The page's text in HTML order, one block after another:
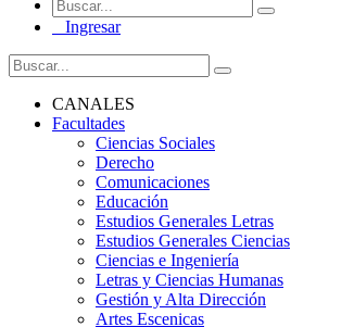
Ingresar
CANALES
Facultades
Ciencias Sociales
Derecho
Comunicaciones
Educación
Estudios Generales Letras
Estudios Generales Ciencias
Ciencias e Ingeniería
Letras y Ciencias Humanas
Gestión y Alta Dirección
Artes Escenicas